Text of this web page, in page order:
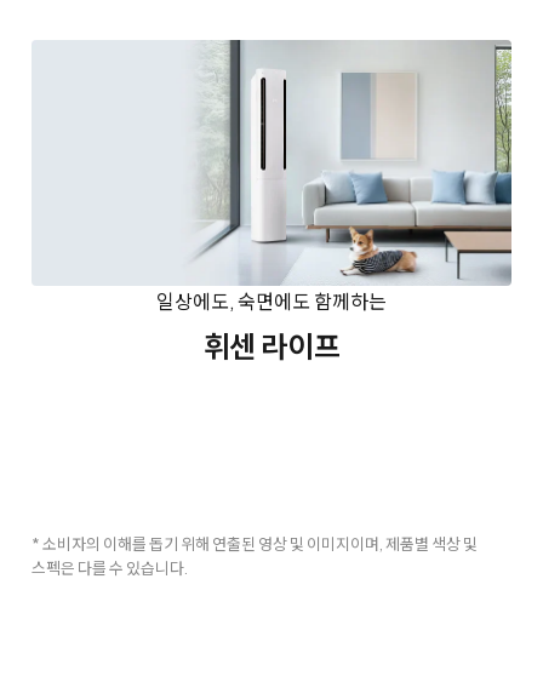
일상에도, 숙면에도 함께하는
휘센 라이프
* 소비자의 이해를 돕기 위해 연출된 영상 및 이미지이며, 제품별 색상 및
스펙은 다를 수 있습니다.